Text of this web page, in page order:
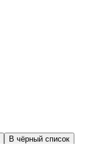
В чёрный список